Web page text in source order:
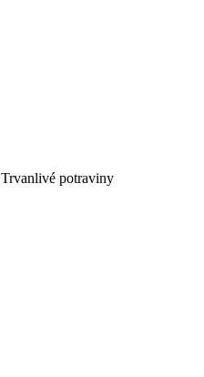
Trvanlivé potraviny